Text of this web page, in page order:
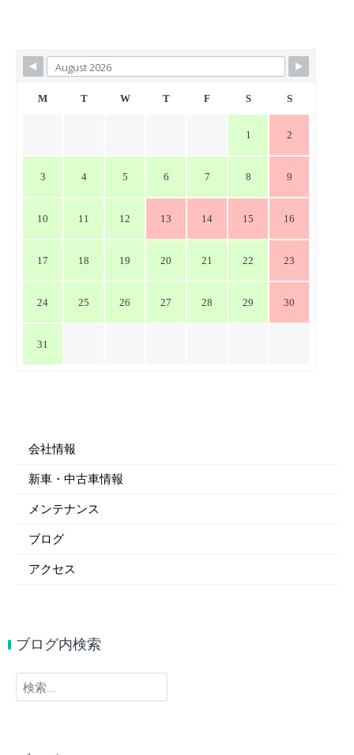
ビ
ゲ
M T W T F S S
1 2
3 4 5 6 7 8 9
10 11 12 13 14 15 16
17 18 19 20 21 22 23
24 25 26 27 28 29 30
31
会社情報
新車・中古車情報
メンテナンス
ブログ
アクセス
ブログ内検索
検
索: